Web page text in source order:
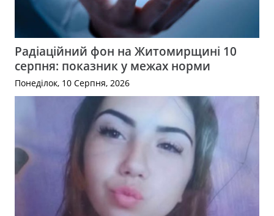
Радіаційний фон на Житомирщині 10
серпня: показник у межах норми
Понеділок, 10 Серпня, 2026